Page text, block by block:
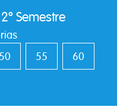
Semestre
50 55 60